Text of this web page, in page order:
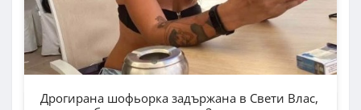
Дрогирана шофьорка задържана в Свети Влас,